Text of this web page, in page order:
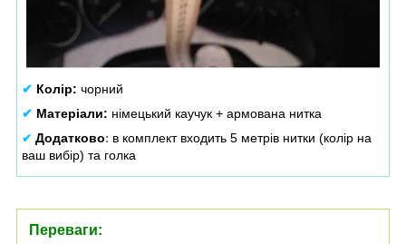
✔ Колір: чорний
✔ Матеріали: німецький каучук + армована нитка
✔ Додатково: в комплект входить 5 метрів нитки (колір на
ваш вибір) та голка
Переваги: